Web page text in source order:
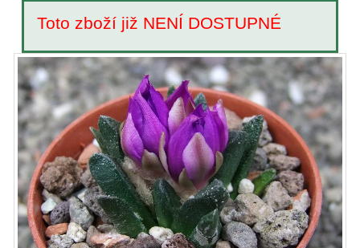
Toto zboží již NENÍ DOSTUPNÉ